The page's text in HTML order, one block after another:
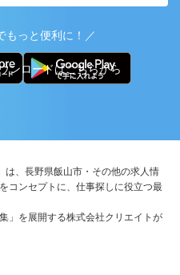
もっと便利に！／
ンロードはこちらから
は、長野県飯山市・その他の求人情
コンセプトに、仕事探しに役立つ最
」を展開する株式会社クリエイトが